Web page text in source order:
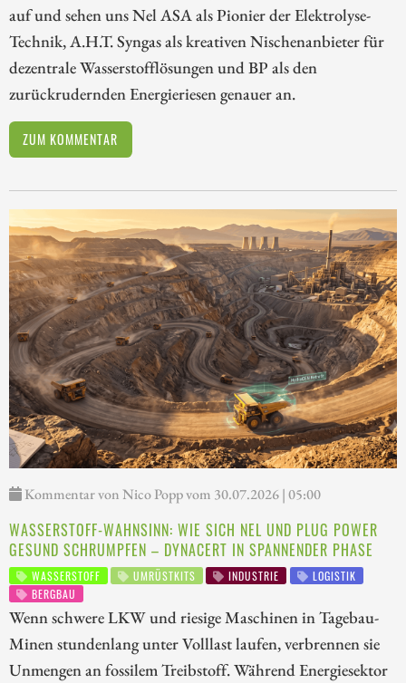
auf und sehen uns Nel ASA als Pionier der Elektrolyse-
Technik, A.H.T. Syngas als kreativen Nischenanbieter für
dezentrale Wasserstofflösungen und BP als den
zurückrudernden Energieriesen genauer an.
ZUM KOMMENTAR
Kommentar von Nico Popp vom 30.07.2026 | 05:00
WASSERSTOFF-WAHNSINN: WIE SICH NEL UND PLUG POWER
GESUND SCHRUMPFEN – DYNACERT IN SPANNENDER PHASE
WASSERSTOFF UMRÜSTKITS INDUSTRIE
LOGISTIK
BERGBAU
Wenn schwere LKW und riesige Maschinen in Tagebau-
Minen stundenlang unter Volllast laufen, verbrennen sie
Unmengen an fossilem Treibstoff. Während Energiesektor